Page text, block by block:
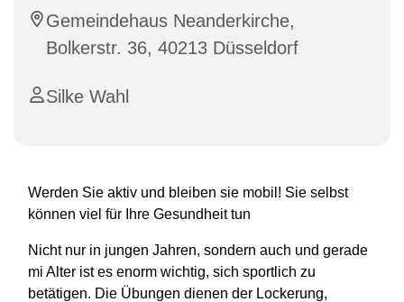
Gemeindehaus Neanderkirche,
Bolkerstr. 36, 40213 Düsseldorf
Silke Wahl
Werden Sie aktiv und bleiben sie mobil! Sie selbst
können viel für Ihre Gesundheit tun
Nicht nur in jungen Jahren, sondern auch und gerade
mi Alter ist es enorm wichtig, sich sportlich zu
betätigen. Die Übungen dienen der Lockerung,